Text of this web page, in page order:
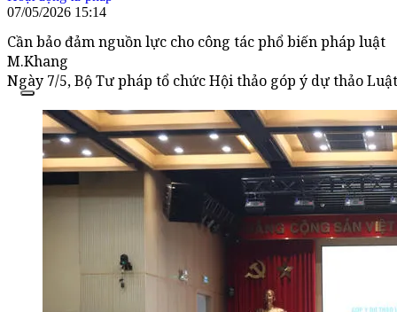
07/05/2026 15:14
Cần bảo đảm nguồn lực cho công tác phổ biến pháp luật
M.Khang
Ngày 7/5, Bộ Tư pháp tổ chức Hội thảo góp ý dự thảo